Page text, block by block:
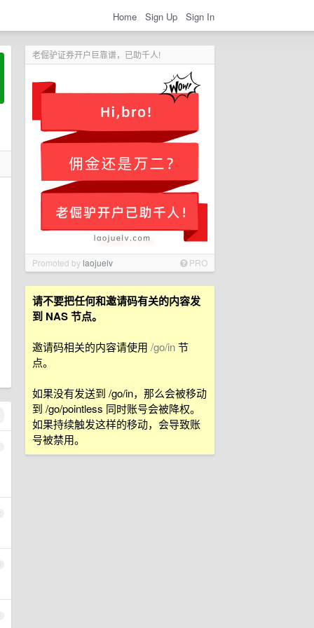
Home Sign Up Sign In
老倔驴证券开户巨靠谱，已助千人!
Promoted bylaojuelv PRO
请不要把任何和邀请码有关的内容发
到 NAS 节点。
邀请码相关的内容请使用 /go/in节
点。
如果没有发送到 /go/in，那么会被移动
到 /go/pointless 同时账号会被降权。
如果持续触发这样的移动，会导致账
号被禁用。